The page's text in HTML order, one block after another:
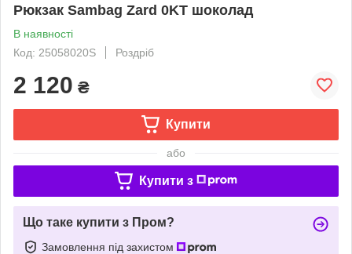
Рюкзак Sambag Zard 0KT шоколад
В наявності
Код: 25058020S
Роздріб
2 120 ₴
Купити
або
Купити з
Що таке купити з Пром?
Замовлення під захистом